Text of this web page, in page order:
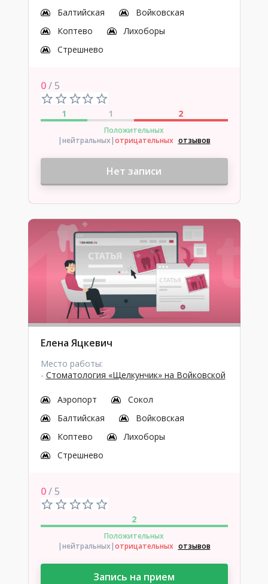
Балтийская
Войковская
Коптево
Лихоборы
Стрешнево
0/ 5
1 1 2
Положительных
|нейтральных|отрицательных отзывов
Нет записи
Елена Яцкевич
Место работы:
- Стоматология «Щелкунчик» на Войковской
Аэропорт
Сокол
Балтийская
Войковская
Коптево
Лихоборы
Стрешнево
0/ 5
2
Положительных
|нейтральных|отрицательных отзывов
Запись на прием